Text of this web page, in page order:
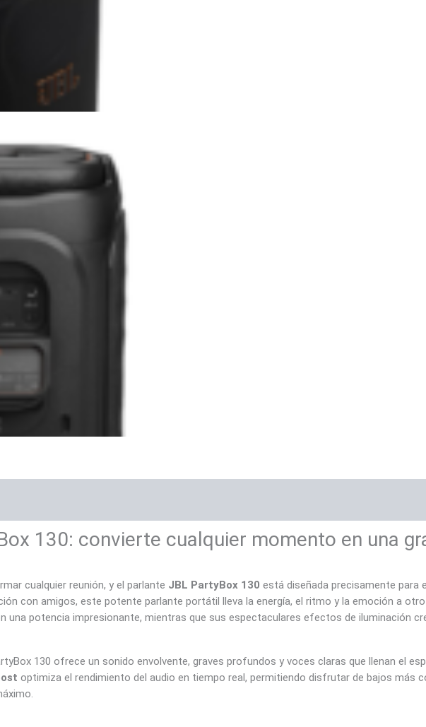
130: convierte cualquier momento en una
cualquier reunión, y el parlante JBL PartyBox 130 está diseñada precisamente para
con amigos, este potente parlante portátil lleva la energía, el ritmo y la emoción a
una potencia impresionante, mientras que sus espectaculares efectos de iluminación
130 ofrece un sonido envolvente, graves profundos y voces claras que llenan el
optimiza el rendimiento del audio en tiempo real, permitiendo disfrutar de bajos más